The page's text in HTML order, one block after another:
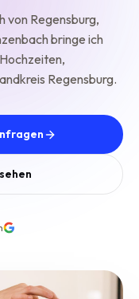
von Regensburg,
bringe ich
Regensburg.